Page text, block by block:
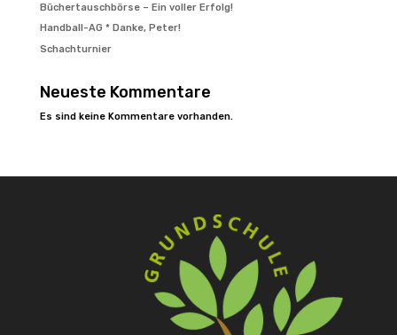
Büchertauschbörse – Ein voller Erfolg!
Handball-AG * Danke, Peter!
Schachturnier
Neueste Kommentare
Es sind keine Kommentare vorhanden.